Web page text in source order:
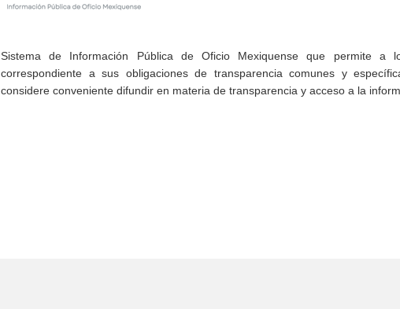
Sistema de Información Pública de Oficio Mexiquense que permite a
correspondiente a sus obligaciones de transparencia comunes y
considere conveniente difundir en materia de transparencia y acceso a la